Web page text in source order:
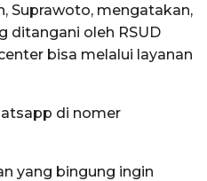
Suprawoto, mengatakan,
ditangani oleh RSUD
bisa melalui layanan
di nomer
yang bingung ingin